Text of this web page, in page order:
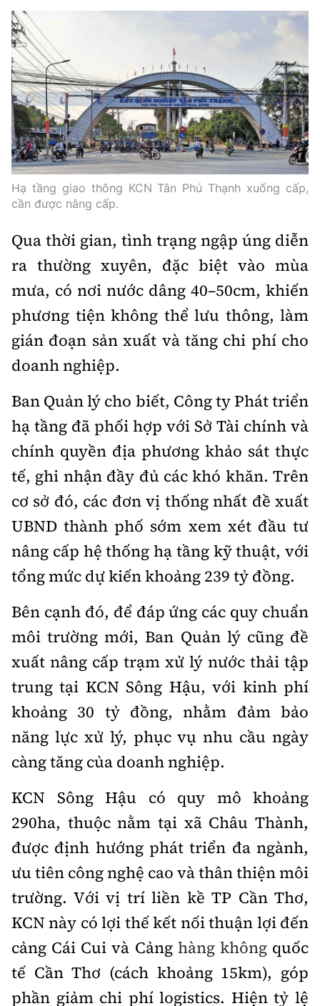
Emagazine
Photo
Infographic
Sách Vận tải Sách Nhà thầu
Cơ quan chủ quản: Bộ Xây dựng
Số 2 Nguyễn Công Hoan, phường Giảng Võ, Hà Nội.
Tổng Biên tập:
Phó Tổng Biên tập:
Nguyễn Sơn Tùng, Nguyễn Đức Thắng,
La Đức Hùng
Giấy phép số 02/GP-BC, cấp ngày 22/4/2025.
Chuyên trang của Báo Xây dựng
Hotline:
Quảng cáo và Phát hành:
Email: bandoc@baoxaydung.vn
Cấm sao chép dưới mọi hình thức nếu không có sự
chấp thuận bằng văn bản.
Thông tin tòa soạn
Hạ tầng giao thông KCN Tân Phú Thạnh xuống cấp,
cần được nâng cấp.
Qua thời gian, tình trạng ngập úng diễn
ra thường xuyên, đặc biệt vào mùa
mưa, có nơi nước dâng 40–50cm, khiến
phương tiện không thể lưu thông, làm
gián đoạn sản xuất và tăng chi phí cho
doanh nghiệp.
Ban Quản lý cho biết, Công ty Phát triển
hạ tầng đã phối hợp với Sở Tài chính và
chính quyền địa phương khảo sát thực
tế, ghi nhận đầy đủ các khó khăn. Trên
cơ sở đó, các đơn vị thống nhất đề xuất
UBND thành phố sớm xem xét đầu tư
nâng cấp hệ thống hạ tầng kỹ thuật, với
tổng mức dự kiến khoảng 239 tỷ đồng.
Bên cạnh đó, để đáp ứng các quy chuẩn
môi trường mới, Ban Quản lý cũng đề
xuất nâng cấp trạm xử lý nước thải tập
trung tại KCN Sông Hậu, với kinh phí
khoảng 30 tỷ đồng, nhằm đảm bảo
năng lực xử lý, phục vụ nhu cầu ngày
càng tăng của doanh nghiệp.
KCN Sông Hậu có quy mô khoảng
290ha, thuộc nằm tại xã Châu Thành,
được định hướng phát triển đa ngành,
ưu tiên công nghệ cao và thân thiện môi
trường. Với vị trí liền kề TP Cần Thơ,
KCN này có lợi thế kết nối thuận lợi đến
cảng Cái Cui và Cảng hàng khôngquốc
tế Cần Thơ (cách khoảng 15km), góp
phần giảm chi phí logistics. Hiện tỷ lệ